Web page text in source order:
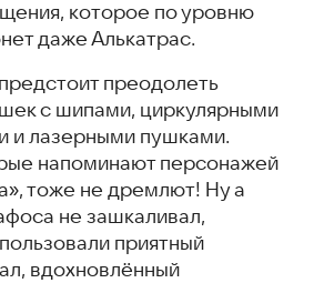
которое по уровню
даже Алькатрас.
преодолеть
с шипами, циркулярными
и лазерными пушками.
напоминают персонажей
тоже не дремлют! Ну а
не зашкаливал,
приятный
вдохновлённый